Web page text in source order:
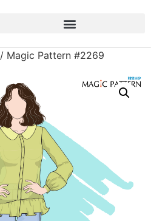
/ Magic Pattern #2269